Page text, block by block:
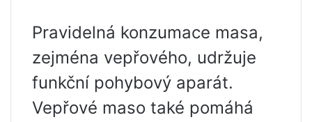
Pravidelná konzumace masa,
zejména vepřového, udržuje
funkční pohybový aparát.
Vepřové maso také pomáhá